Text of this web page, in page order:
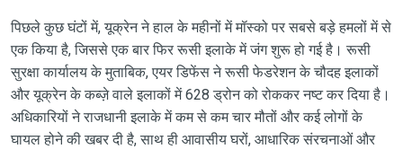
पिछले कुछ घंटों में, यूक्रेन ने हाल के महीनों में मॉस्को पर सबसे बड़े हमलों में से
एक किया है, जिससे एक बार फिर रूसी इलाके में जंग शुरू हो गई है। रूसी
सुरक्षा कार्यालय के मुताबिक, एयर डिफेंस ने रूसी फेडरेशन के चौदह इलाकों
और यूक्रेन के कब्ज़े वाले इलाकों में 628 ड्रोन को रोककर नष्ट कर दिया है।
अधिकारियों ने राजधानी इलाके में कम से कम चार मौतों और कई लोगों के
घायल होने की खबर दी है, साथ ही आवासीय घरों, आधारिक संरचनाओं और